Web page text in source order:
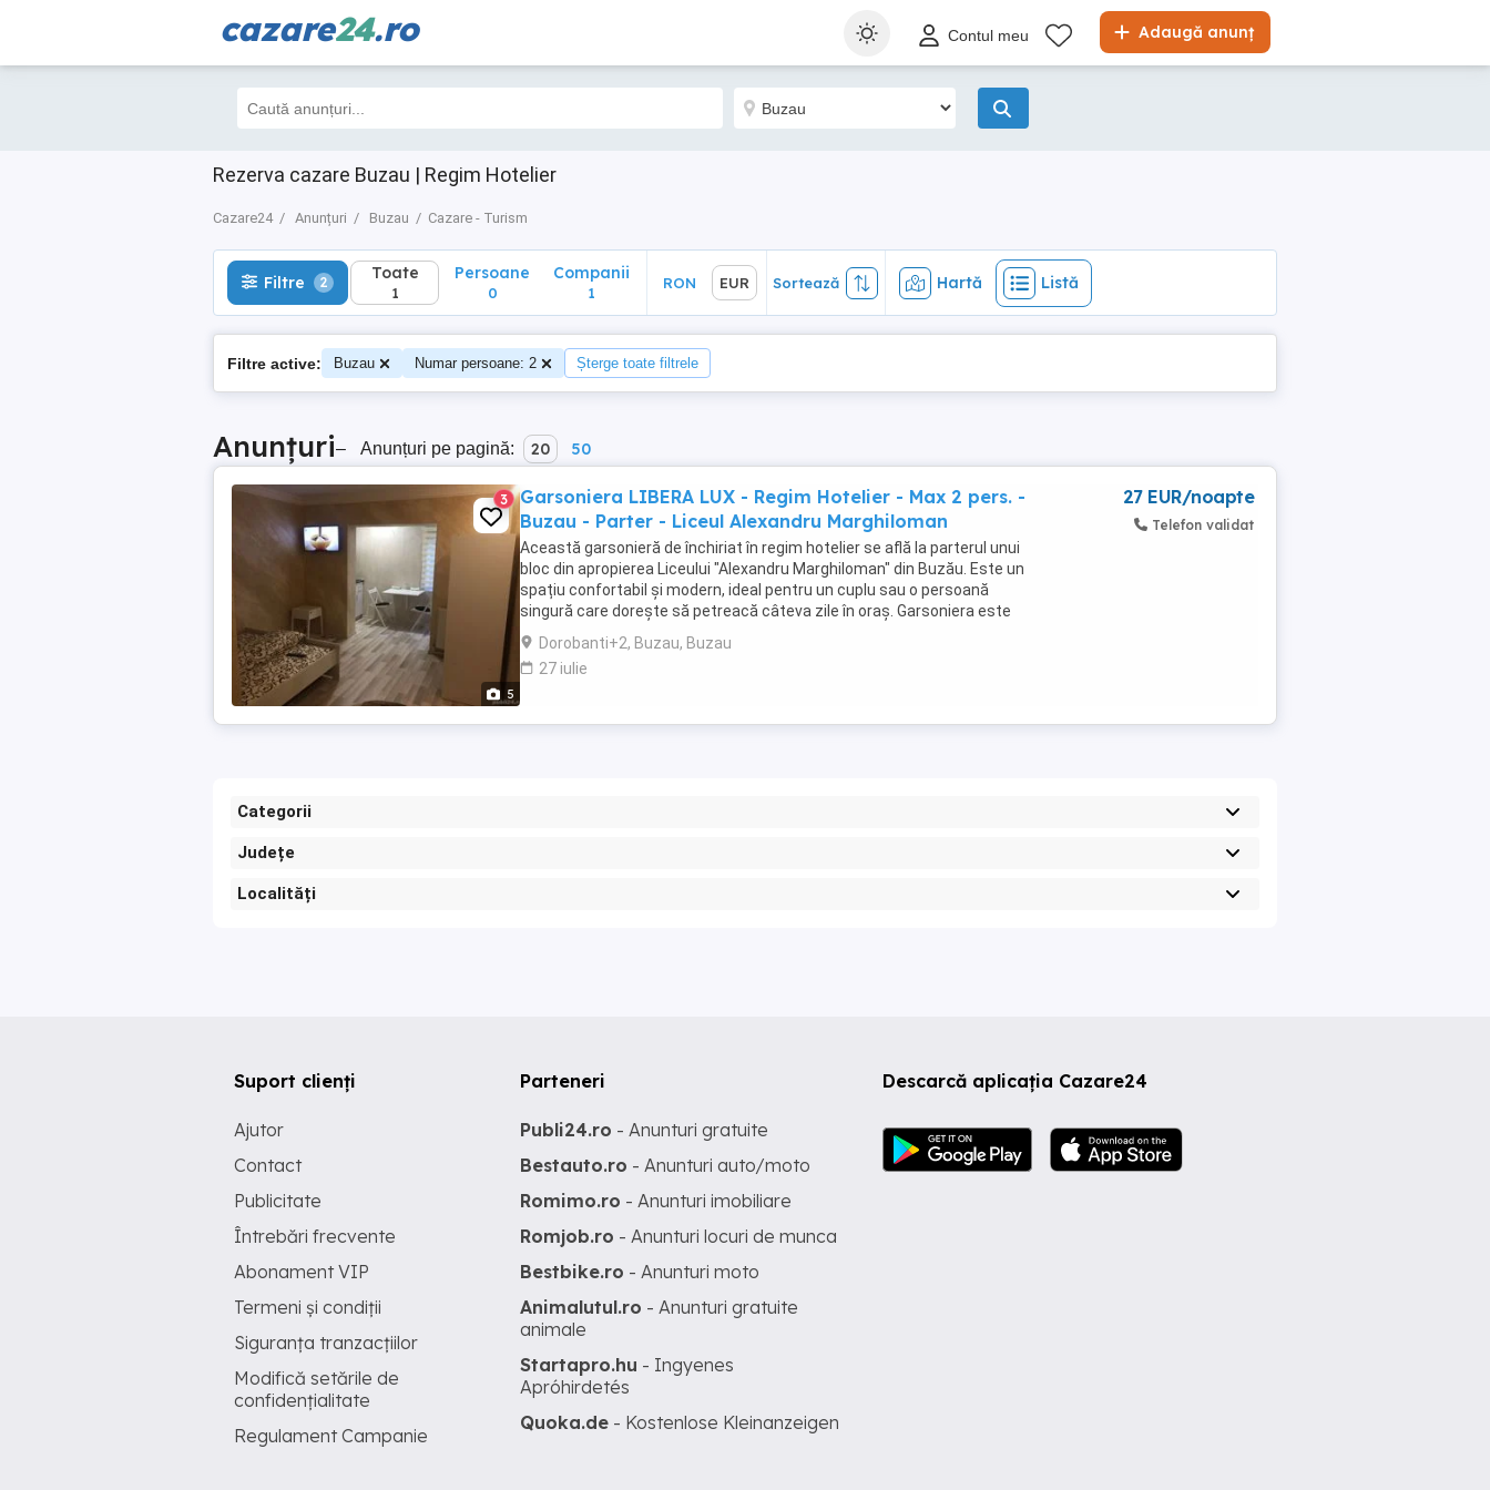
cazare24.ro Adaugă anunț
Contul meu
Rezerva cazare Buzau | Regim Hotelier
Cazare24 Anunțuri Buzau Cazare - Turism
Filtre 2 Toate
1
Hartă Listă
Filtre 2 Toate
1
Persoane
0
Companii
1
RON EUR Sortează Hartă Listă
Filtre active: Buzau Numar persoane: 2 Șterge toate filtrele
Anunțuri– Anunțuri pe pagină: 20 50
5
3
Garsoniera LIBERA LUX - Regim Hotelier - Max 2 pers. -
Buzau - Parter - Liceul Alexandru Marghiloman
Această garsonieră de închiriat în regim hotelier se află la parterul unui
bloc din apropierea Liceului "Alexandru Marghiloman" din Buzău. Este un
spațiu confortabil și modern, ideal pentru un cuplu sau o persoană
singură care dorește să petreacă câteva zile în oraș. Garsoniera este
complet mobilată ...
Dorobanti+2, Buzau, Buzau
27 iulie
27 EUR/noapte
Telefon validat
Categorii
Județe
Localități
Descarcă aplicația Cazare24
Suport clienți
Ajutor
Contact
Publicitate
Întrebări frecvente
Abonament VIP
Termeni și condiții
Siguranța tranzacțiilor
Modifică setările de
confidențialitate
Regulament Campanie
Parteneri
Publi24.ro - Anunturi gratuite
Bestauto.ro - Anunturi auto/moto
Romimo.ro - Anunturi imobiliare
Romjob.ro - Anunturi locuri de munca
Bestbike.ro - Anunturi moto
Animalutul.ro - Anunturi gratuite
animale
Startapro.hu - Ingyenes
Apróhirdetés
Quoka.de - Kostenlose Kleinanzeigen